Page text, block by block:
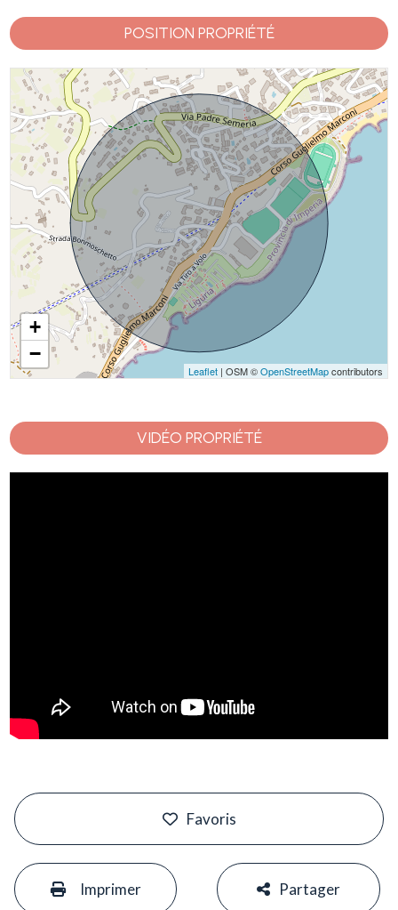
POSITION PROPRIÉTÉ
+
−
Leaflet| OSM ©OpenStreetMapcontributors
VIDÉO PROPRIÉTÉ
Favoris
Imprimer Partager